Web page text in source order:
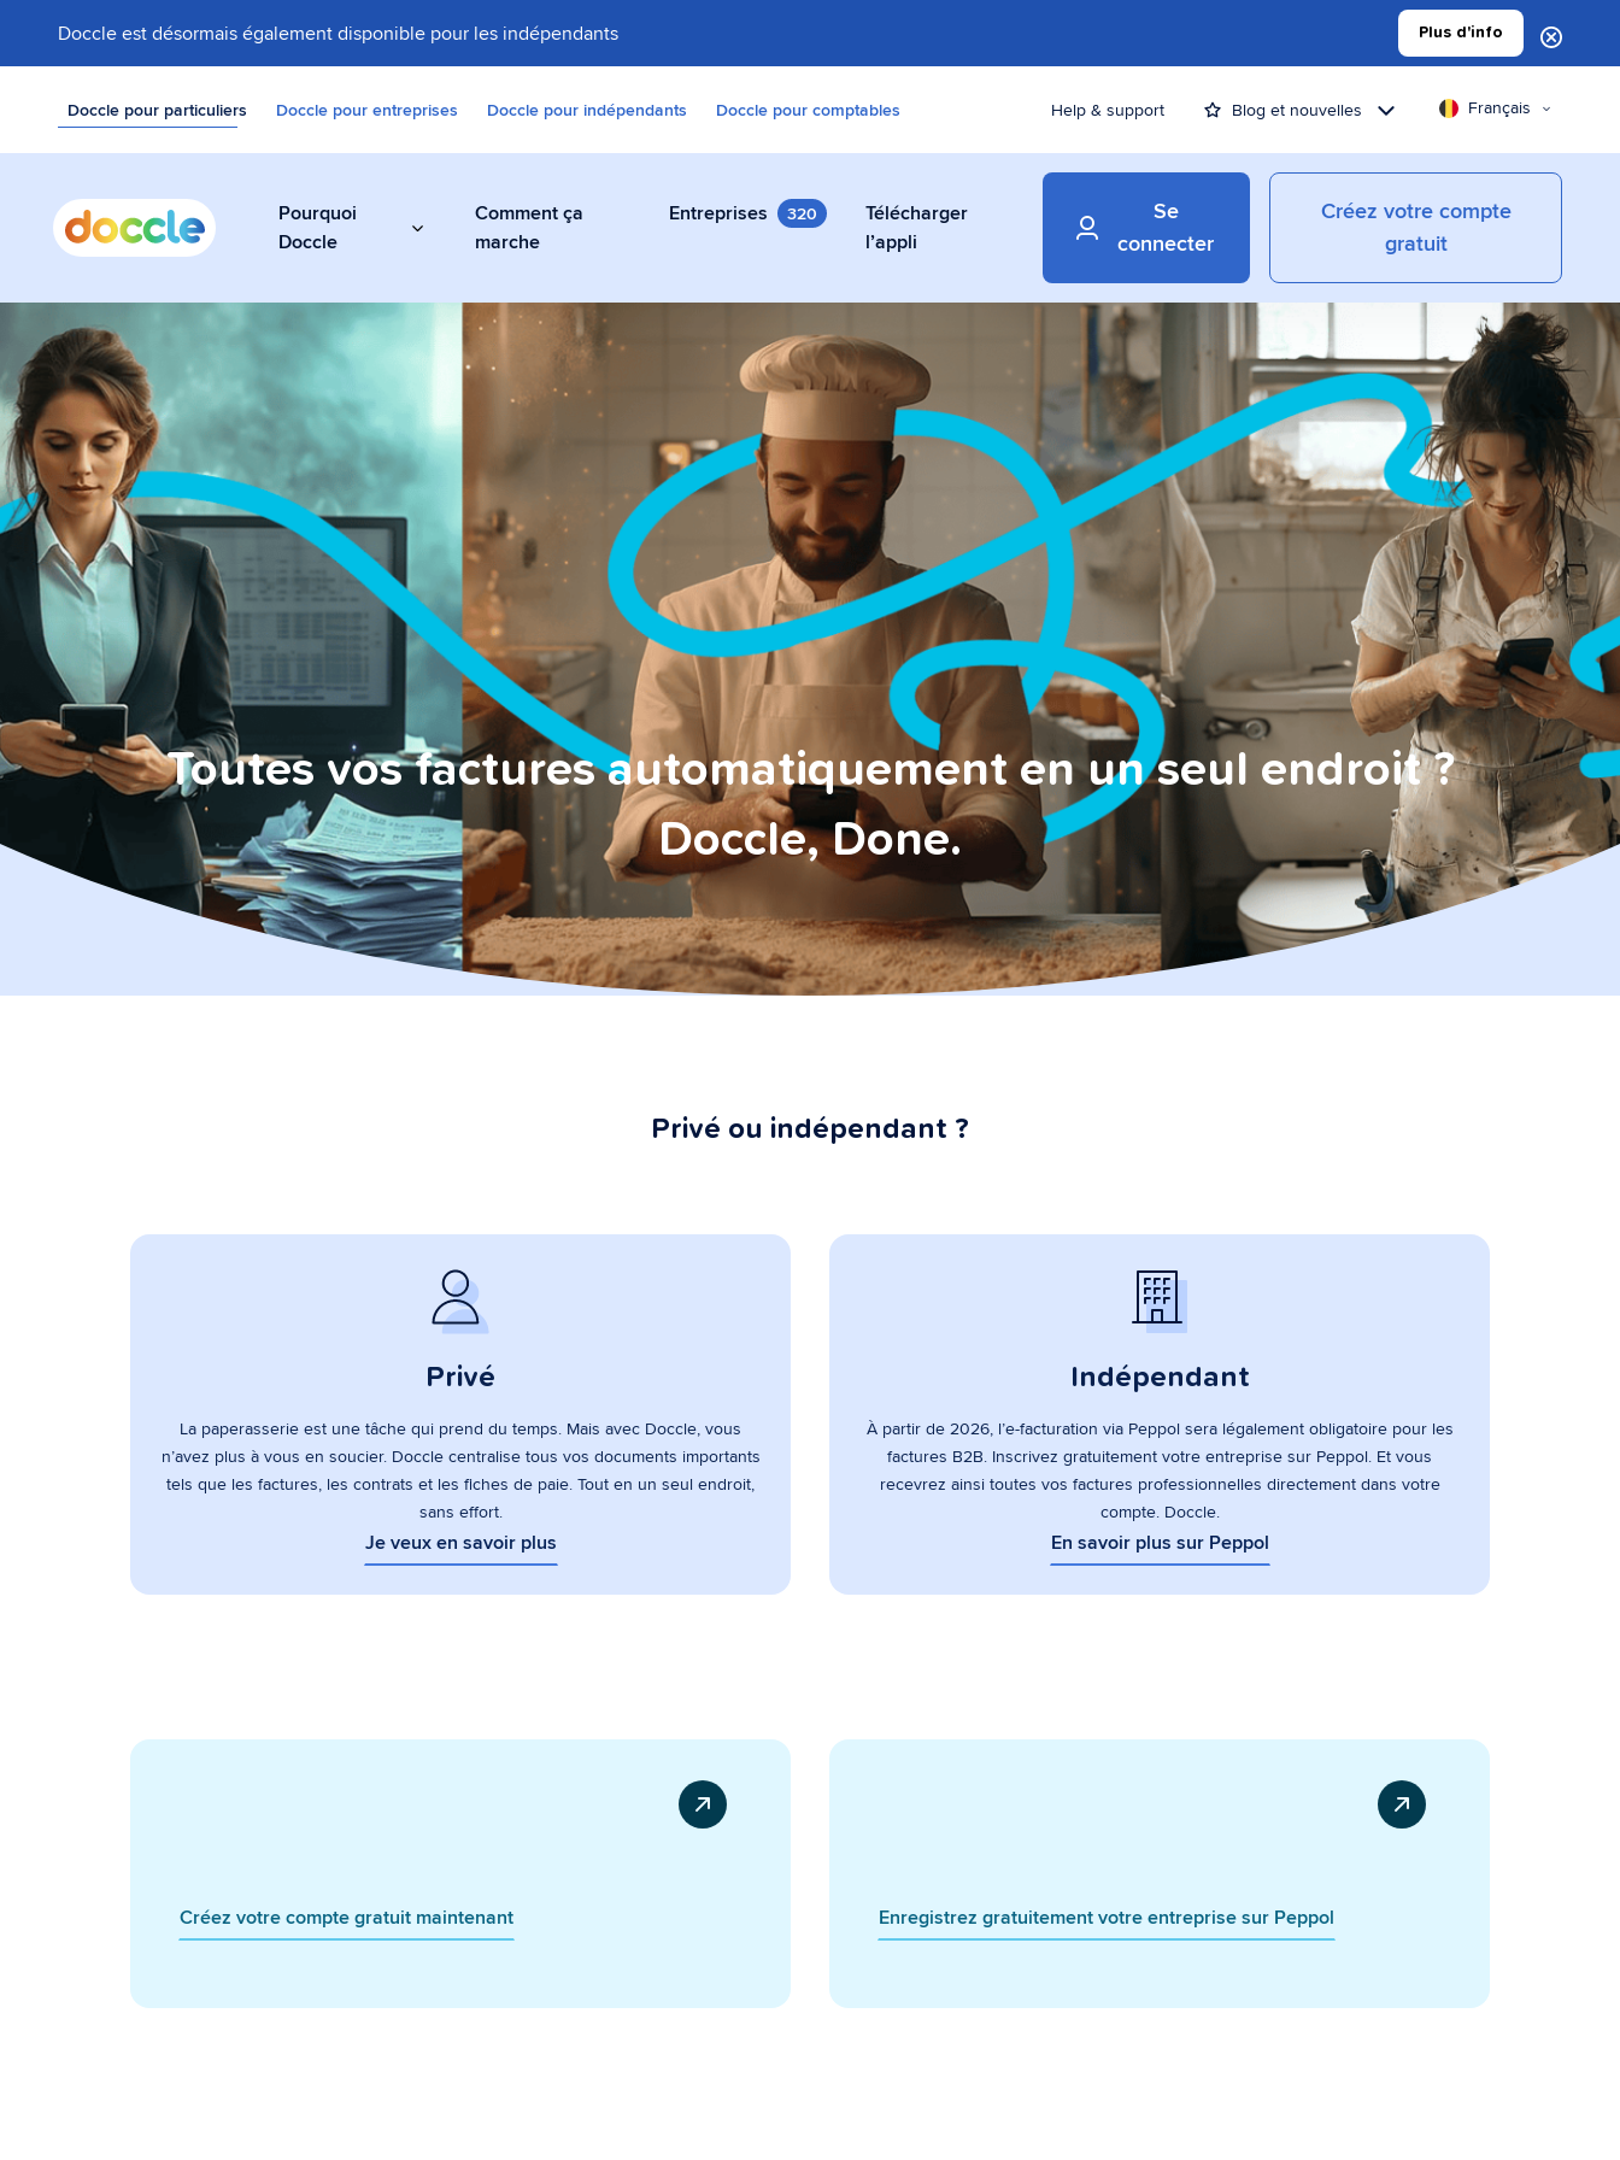
Doccle est désormais également disponible pour les indépendants Plus d'info
Doccle pour particuliers Doccle pour entreprises Doccle pour indépendants Doccle pour comptables Help & support Blog et nouvelles Français
Pourquoi
Doccle
Coffre-fort numérique gratuit
Stockez vos factures, contrats et autres
documents facilement, gratuit et en toute
sécurité dans Doccle.
Assistant administratif
Un assistant intelligent qui s'occupe de toutes
les formalités administratives.
Sécurité et vie privée
Super sécurisé et vous gardez le contrôle.
Comment ça
marche
Entreprises 320
Télécharger
l’appli
Se
connecter
Créez votre compte
gratuit
Toutes vos factures automatiquement en un seul endroit ?
Doccle, Done.
Privé ou indépendant ?
Privé
La paperasserie est une tâche qui prend du temps. Mais avec Doccle, vous
n’avez plus à vous en soucier. Doccle centralise tous vos documents importants
tels que les factures, les contrats et les fiches de paie. Tout en un seul endroit,
sans effort.
Je veux en savoir plus
Indépendant
À partir de 2026, l’e-facturation via Peppol sera légalement obligatoire pour les
factures B2B. Inscrivez gratuitement votre entreprise sur Peppol. Et vous
recevrez ainsi toutes vos factures professionnelles directement dans votre
compte. Doccle.
En savoir plus sur Peppol
Créez votre compte gratuit maintenant Enregistrez gratuitement votre entreprise sur Peppol